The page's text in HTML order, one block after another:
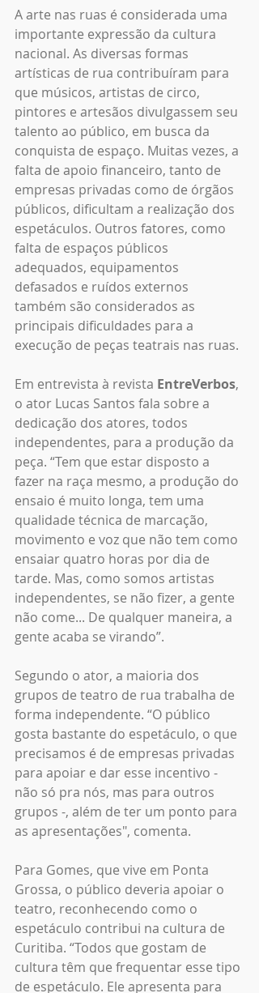
A arte nas ruas é considerada uma
importante expressão da cultura
nacional. As diversas formas
artísticas de rua contribuíram para
que músicos, artistas de circo,
pintores e artesãos divulgassem seu
talento ao público, em busca da
conquista de espaço. Muitas vezes, a
falta de apoio financeiro, tanto de
empresas privadas como de órgãos
públicos, dificultam a realização dos
espetáculos. Outros fatores, como
falta de espaços públicos
adequados, equipamentos
defasados e ruídos externos
também são considerados as
principais dificuldades para a
execução de peças teatrais nas ruas.
Em entrevista à revista EntreVerbos,
o ator Lucas Santos fala sobre a
dedicação dos atores, todos
independentes, para a produção da
peça. “Tem que estar disposto a
fazer na raça mesmo, a produção do
ensaio é muito longa, tem uma
qualidade técnica de marcação,
movimento e voz que não tem como
ensaiar quatro horas por dia de
tarde. Mas, como somos artistas
independentes, se não fizer, a gente
não come... De qualquer maneira, a
gente acaba se virando”.
Segundo o ator, a maioria dos
grupos de teatro de rua trabalha de
forma independente. “O público
gosta bastante do espetáculo, o que
precisamos é de empresas privadas
para apoiar e dar esse incentivo -
não só pra nós, mas para outros
grupos -, além de ter um ponto para
as apresentações", comenta.
Para Gomes, que vive em Ponta
Grossa, o público deveria apoiar o
teatro, reconhecendo como o
espetáculo contribui na cultura de
Curitiba. “Todos que gostam de
cultura têm que frequentar esse tipo
de espetáculo. Ele apresenta para